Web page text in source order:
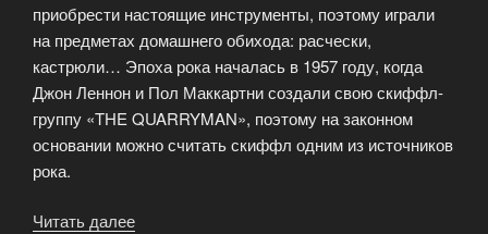
приобрести настоящие инструменты, поэтому играли
на предметах домашнего обихода: расчески,
кастрюли… Эпоха рока началась в 1957 году, когда
Джон Леннон и Пол Маккартни создали свою скиффл-
группу «THE QUARRYMAN», поэтому на законном
основании можно считать скиффл одним из источников
рока.
Читать далее